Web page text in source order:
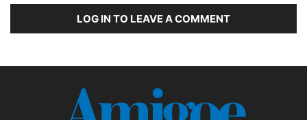
LOG IN TO LEAVE A COMMENT